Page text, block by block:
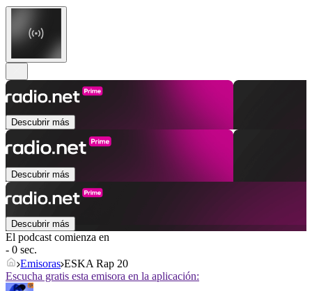
Descubrir más
Descubrir más
Descubrir más
El podcast comienza en
- 0 sec.
Emisoras ESKA Rap 20
Escucha gratis esta emisora en la aplicación: